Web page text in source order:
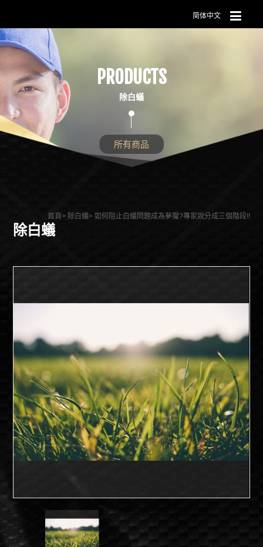
简体中文
PRODUCTS
除白蟻
所有商品
首頁 除白蟻 如何阻止白蟻問題成為夢魘?專家說分成三個階段!!
除白蟻